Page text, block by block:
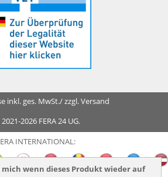
wenn dieses Produkt wieder auf
inkl. ges. MwSt./ zzgl. Versand
2026 FERA 24 UG.
INTERNATIONAL: